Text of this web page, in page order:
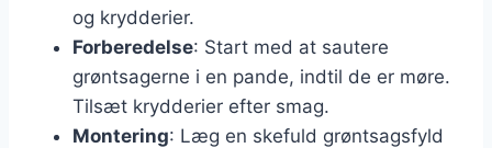
og krydderier.
Forberedelse: Start med at sautere
grøntsagerne i en pande, indtil de er møre.
Tilsæt krydderier efter smag.
Montering: Læg en skefuld grøntsagsfyld